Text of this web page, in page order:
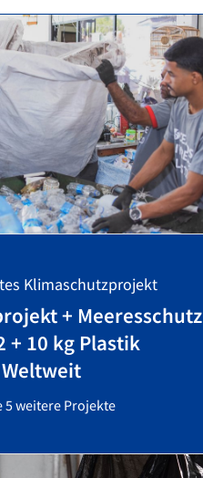
Klimaschutzprojekt
+ Meeresschutz
+ 10 kg Plastik
Weltweit
5 weitere Projekte